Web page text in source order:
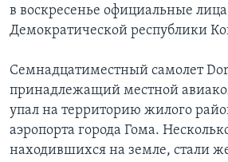
в воскресенье официальные лица
Демократической республики
Семнадцатиместный самолет
принадлежащий местной
упал на территорию жилого
аэропорта города Гома.
находившихся на земле, стали